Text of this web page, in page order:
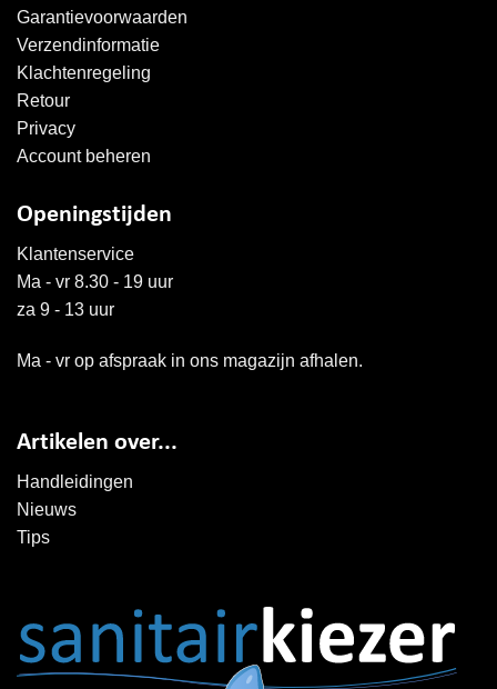
Garantievoorwaarden
Verzendinformatie
Klachtenregeling
Retour
Privacy
Account beheren
Openingstijden
Klantenservice
Ma - vr 8.30 - 19 uur
za 9 - 13 uur
Ma - vr op afspraak in ons magazijn afhalen.
Artikelen over...
Handleidingen
Nieuws
Tips